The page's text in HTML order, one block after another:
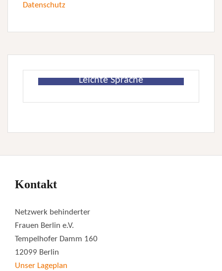
Datenschutz
Leichte Sprache
Kontakt
Netzwerk behinderter
Frauen Berlin e.V.
Tempelhofer Damm 160
12099 Berlin
Unser Lageplan